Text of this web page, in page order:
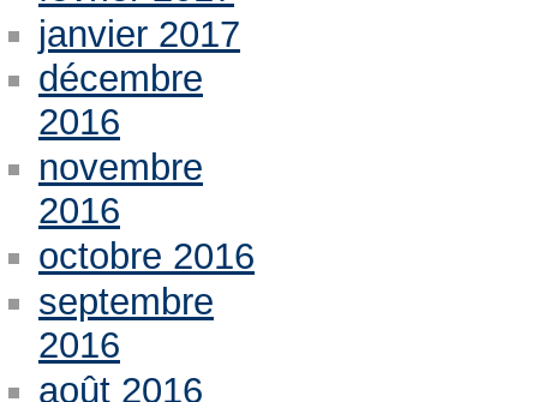
janvier 2017
décembre
2016
novembre
2016
octobre 2016
septembre
2016
août 2016